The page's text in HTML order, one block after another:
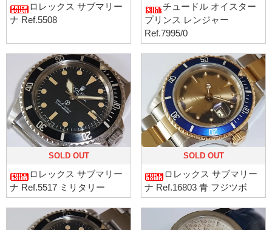
ロレックス サブマリー
ナ Ref.5508
チュードル オイスター
プリンス レンジャー
Ref.7995/0
SOLD OUT
ロレックス サブマリー
ナ Ref.5517 ミリタリー
SOLD OUT
ロレックス サブマリー
ナ Ref.16803 青 フジツボ